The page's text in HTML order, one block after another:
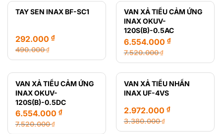
là:
tại
là:
740.000 ₫.
tại
là:
457.000 ₫.
TAY SEN INAX BF-SC1
490.000₫
Giá
490.000 ₫.
292.000 ₫
Giá
là:
292.000 ₫.
VAN XẢ TIỂU CẢM ỨNG
INAX OKUV-
120S(B)-0.5AC
7.520.000₫
Giá
gốc
là:
7.520.000 ₫.
6.554.000 ₫
Giá
hiện
tại
là:
VAN XẢ TIỂU CẢM ỨNG
INAX OKUV-
120S(B)-0.5DC
7.520.000₫
6.554.000 ₫
VAN XẢ TIỂU NHẤN
INAX UF-4VS
3.380.000₫
Giá
2.972.000 ₫
Giá